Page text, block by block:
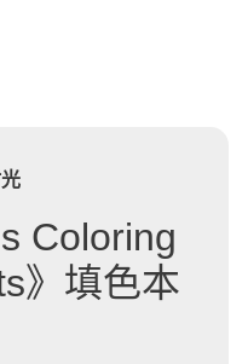
Coloring
》填色本